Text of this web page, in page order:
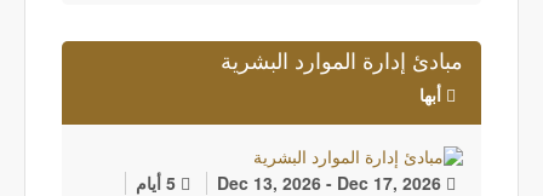
مبادئ إدارة الموارد البشرية
أبها
5 أيام